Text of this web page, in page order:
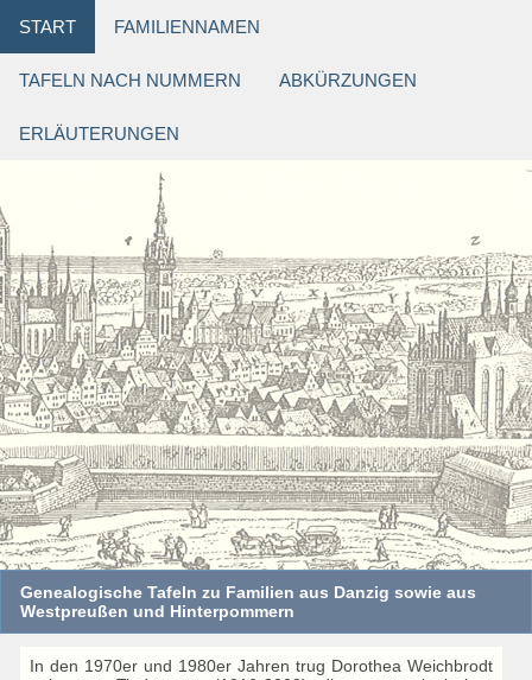
START FAMILIENNAMEN
TAFELN NACH NUMMERN ABKÜRZUNGEN
ERLÄUTERUNGEN
Genealogische Tafeln zu Familien aus Danzig sowie aus
Westpreußen und Hinterpommern
In den 1970er und 1980er Jahren trug Dorothea Weichbrodt